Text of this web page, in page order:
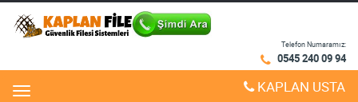
Telefon Numaramız:
0545 240 09 94
Menu KAPLAN USTA